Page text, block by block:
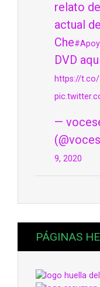
relato
actual
Che
DVD
https://t.co/
—
9, 2020
PÁGINAS